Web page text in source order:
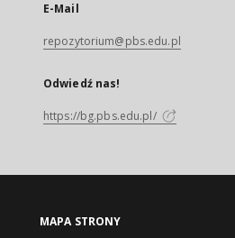
E-Mail
repozytorium@pbs.edu.pl
Odwiedź nas!
https://bg.pbs.edu.pl/
MAPA STRONY